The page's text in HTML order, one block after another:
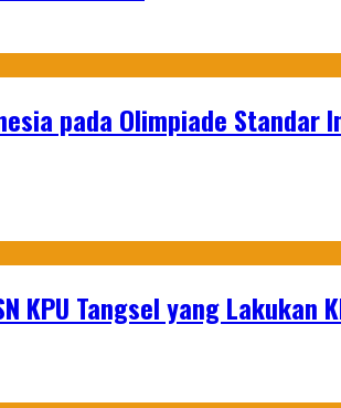
pada Olimpiade Standar
KPU Tangsel yang Lakukan